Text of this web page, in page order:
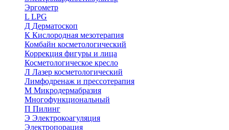
Эргометр
L LPG
Д Дерматоскоп
К Кислородная мезотерапия
Комбайн косметологический
Коррекция фигуры и лица
Косметологическое кресло
Л Лазер косметологический
Лимфодренаж и прессотерапия
М Микродермабразия
Многофункциональный
П Пилинг
Э Электрокоагуляция
Электропорация